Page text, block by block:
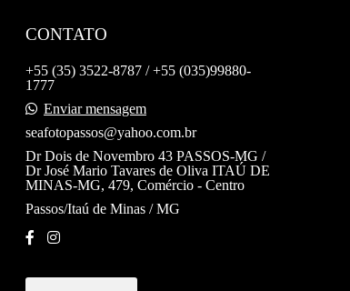
CONTATO
+55 (35) 3522-8787 / +55 (035)99880-
1777
Enviar mensagem
seafotopassos@yahoo.com.br
Dr Dois de Novembro 43 PASSOS-MG /
Dr José Mario Tavares de Oliva ITAÚ DE
MINAS-MG, 479, Comércio - Centro
Passos/Itaú de Minas / MG